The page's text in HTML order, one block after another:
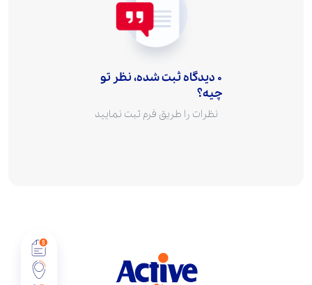
0 دیدگاه ثبت شده، نظر تو
چیه؟
نظرات را طریق فرم ثبت نمایید